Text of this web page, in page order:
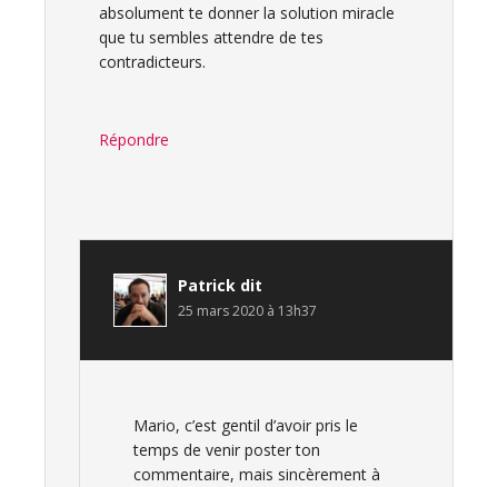
absolument te donner la solution miracle
que tu sembles attendre de tes
contradicteurs.
Répondre
Patrick dit
25 mars 2020 à 13h37
Mario, c’est gentil d’avoir pris le
temps de venir poster ton
commentaire, mais sincèrement à